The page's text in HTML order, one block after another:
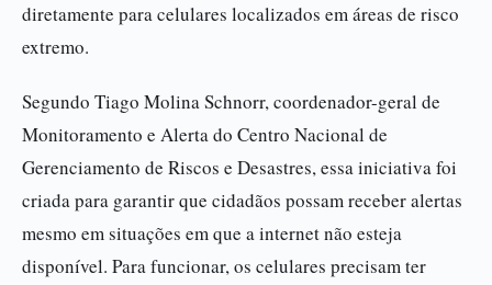
diretamente para celulares localizados em áreas de risco
extremo.
Segundo Tiago Molina Schnorr, coordenador-geral de
Monitoramento e Alerta do Centro Nacional de
Gerenciamento de Riscos e Desastres, essa iniciativa foi
criada para garantir que cidadãos possam receber alertas
mesmo em situações em que a internet não esteja
disponível. Para funcionar, os celulares precisam ter